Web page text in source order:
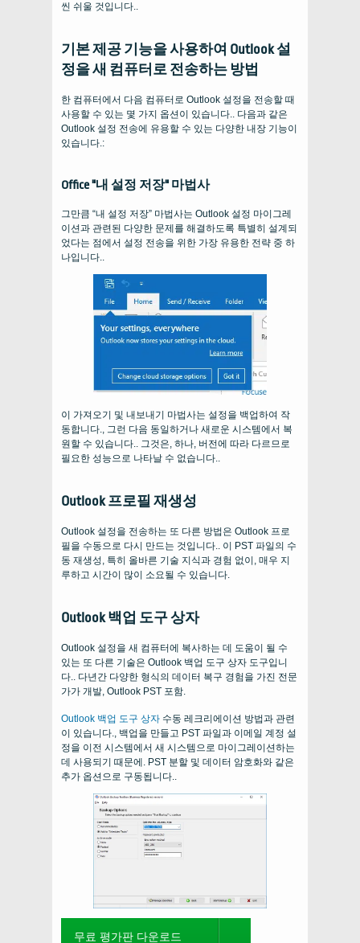
씬 쉬울 것입니다..
기본 제공 기능을 사용하여 Outlook 설
정을 새 컴퓨터로 전송하는 방법
한 컴퓨터에서 다음 컴퓨터로 Outlook 설정을 전송할 때
사용할 수 있는 몇 가지 옵션이 있습니다.. 다음과 같은
Outlook 설정 전송에 유용할 수 있는 다양한 내장 기능이
있습니다.:
Office "내 설정 저장" 마법사
그만큼 “내 설정 저장” 마법사는 Outlook 설정 마이그레
이션과 관련된 다양한 문제를 해결하도록 특별히 설계되
었다는 점에서 설정 전송을 위한 가장 유용한 전략 중 하
나입니다..
이 가져오기 및 내보내기 마법사는 설정을 백업하여 작
동합니다., 그런 다음 동일하거나 새로운 시스템에서 복
원할 수 있습니다.. 그것은, 하나, 버전에 따라 다르므로
필요한 성능으로 나타날 수 없습니다..
Outlook 프로필 재생성
Outlook 설정을 전송하는 또 다른 방법은 Outlook 프로
필을 수동으로 다시 만드는 것입니다.. 이 PST 파일의 수
동 재생성, 특히 올바른 기술 지식과 경험 없이, 매우 지
루하고 시간이 많이 소요될 수 있습니다.
Outlook 백업 도구 상자
Outlook 설정을 새 컴퓨터에 복사하는 데 도움이 될 수
있는 또 다른 기술은 Outlook 백업 도구 상자 도구입니
다.. 다년간 다양한 형식의 데이터 복구 경험을 가진 전문
가가 개발, Outlook PST 포함.
Outlook 백업 도구 상자 수동 레크리에이션 방법과 관련
이 있습니다., 백업을 만들고 PST 파일과 이메일 계정 설
정을 이전 시스템에서 새 시스템으로 마이그레이션하는
데 사용되기 때문에. PST 분할 및 데이터 암호화와 같은
추가 옵션으로 구동됩니다..
무료 평가판 다운로드